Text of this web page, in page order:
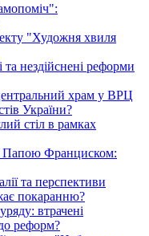
"Художня хвиля
та нездійснені реформи
храм у ВРЦ
України?
стіл в рамках
з Папою Франциском:
та перспективи
покаранню?
втрачені
реформ?